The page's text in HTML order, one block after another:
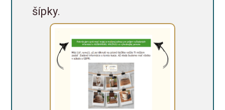
šípky.